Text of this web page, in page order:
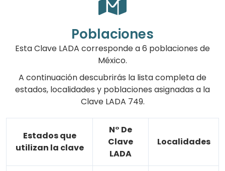
Poblaciones
Esta Clave LADA corresponde a 6 poblaciones de
México.
A continuación descubrirás la lista completa de
estados, localidades y poblaciones asignadas a la
Clave LADA 749.
Estados que
utilizan la clave
N° De
Clave
LADA
Localidades